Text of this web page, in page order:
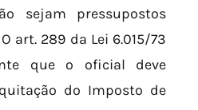
sejam pressupostos
art. 289 da Lei 6.015/73
que o oficial deve
do Imposto de